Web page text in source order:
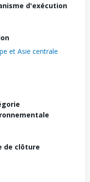
d'exécution
et Asie centrale
de clôture